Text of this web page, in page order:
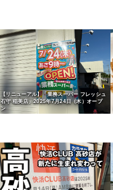
【リニューアル】「業務スーパー フレッシュ
石守 稲美店」2025年7月24日（木）オープ
ン